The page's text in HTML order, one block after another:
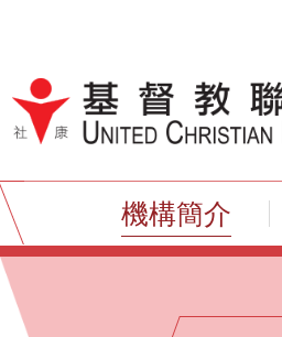
跳到內容（按輸入鍵）
機構簡介